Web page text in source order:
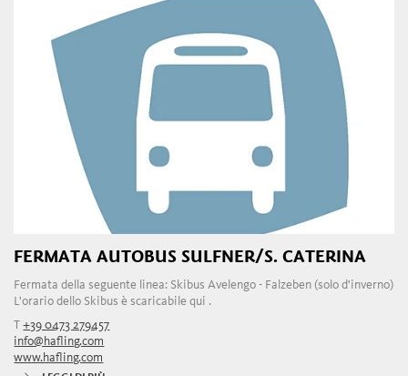
FERMATA AUTOBUS SULFNER/S. CATERINA
Fermata della seguente linea: Skibus Avelengo - Falzeben (solo d'inverno)
L'orario dello Skibus è scaricabile qui .
T+39 0473 279457
info@hafling.com
www.hafling.com